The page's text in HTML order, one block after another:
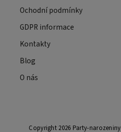
Ochodní podmínky
GDPR informace
Kontakty
Blog
O nás
Copyright 2026 Party-narozeniny